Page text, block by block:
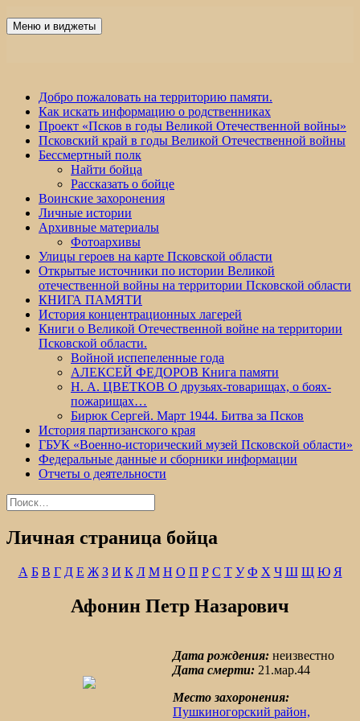
Победа 60
Меню и виджеты
Добро пожаловать на территорию памяти.
Как искать информацию о родственниках
Проект «Псков в годы Великой Отечественной войны»
Псковский край в годы Великой Отечественной войны
Бессмертный полк
Найти бойца
Рассказать о бойце
Воинские захоронения
Личные истории
Архивные материалы
Фотоархивы
Улицы героев на карте Псковской области
Открытые источники по истории Великой
отечественной войны на территории Псковской области
КНИГА ПАМЯТИ
История концентрационных лагерей
Книги о Великой Отечественной войне на территории
Псковской области.
Войной испепеленные года
АЛЕКСЕЙ ФЕДОРОВ Книга памяти
Н. А. ЦВЕТКОВ О друзьях-товарищах, о боях-
пожарищах…
Бирюк Сергей. Март 1944. Битва за Псков
История партизанского края
ГБУК «Военно-исторический музей Псковской области»
Федеральные данные и сборники информации
Отчеты о деятельности
Найти:
Личная страница бойца
А Б В Г Д Е Ж З И К Л М Н О П Р С Т У Ф Х Ч Ш Щ Ю Я
Афонин Петр Назарович
Дата рождения: неизвестно
Дата смерти: 21.мар.44
Место захоронения:
Пушкиногорский район,